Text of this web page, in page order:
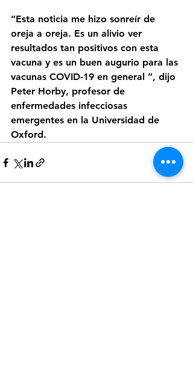
“Esta noticia me hizo sonreír de
oreja a oreja. Es un alivio ver
resultados tan positivos con esta
vacuna y es un buen augurio para las
vacunas COVID-19 en general ”, dijo
Peter Horby, profesor de
enfermedades infecciosas
emergentes en la Universidad de
Oxford.